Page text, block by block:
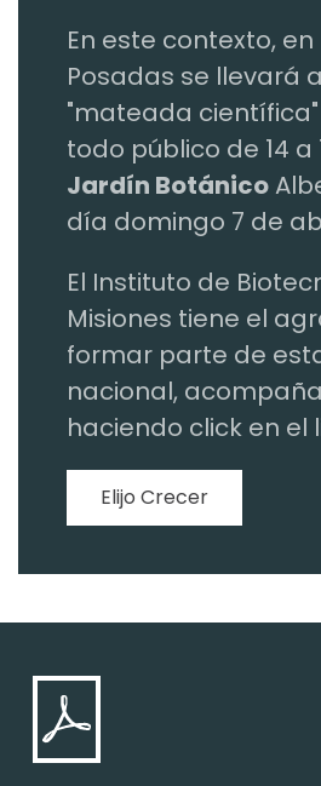
En este contexto,
Posadas se llevará
"mateada
todo público de 14 a
Jardín Botánico
día domingo 7 de
El Instituto de
Misiones tiene el
formar parte de
nacional,
haciendo click en el
Elijo Crecer